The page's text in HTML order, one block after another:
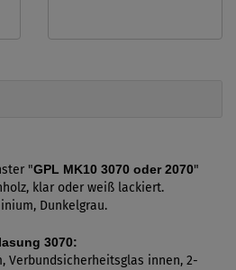
"GPL MK10 3070 oder 2070"
klar oder weiß lackiert.
Dunkelgrau.
3070:
Verbundsicherheitsglas innen, 2-